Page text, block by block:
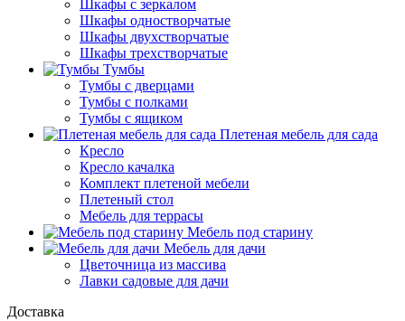
Шкафы с зеркалом
Шкафы одностворчатые
Шкафы двухстворчатые
Шкафы трехстворчатые
Тумбы
Тумбы с дверцами
Тумбы с полками
Тумбы с ящиком
Плетеная мебель для сада
Кресло
Кресло качалка
Комплект плетеной мебели
Плетеный стол
Мебель для террасы
Мебель под старину
Мебель для дачи
Цветочница из массива
Лавки садовые для дачи
Доставка